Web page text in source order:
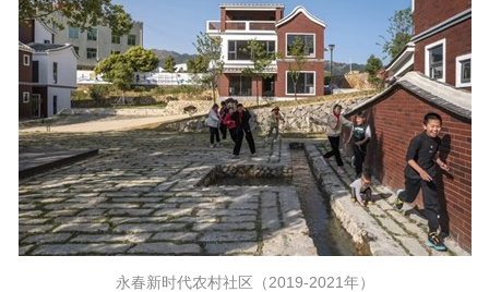
永春新时代农村社区（2019-2021年）